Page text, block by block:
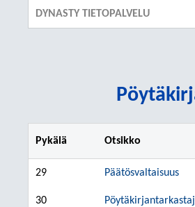
DYNASTY TIETOPALVELU
Pykälä Otsikko
29 Päätösvaltaisuus
30